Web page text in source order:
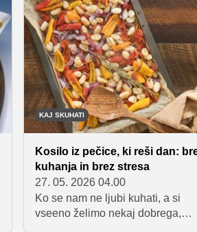
času, okusne pa so tako sveže
pečene kot tudi hladne. Zbrali
pet preprostih receptov, ki jih
pripravite tudi za piknik ali
gostom na vrtni zabavi.
KAJ SKUHATI
Kosilo iz pečice, ki reši dan:
kuhanja in brez stresa
27. 05. 2026 04.00
Ko se nam ne ljubi kuhati, a si
vseeno želimo nekaj dobrega,